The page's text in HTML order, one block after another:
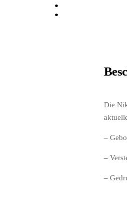
Die
–
–
–